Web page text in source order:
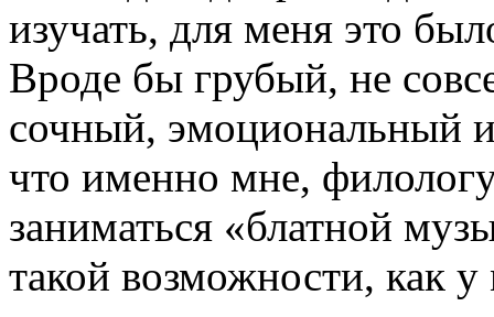
изучать, для меня это
Вроде бы грубый, не
сочный, эмоциональный
что именно мне,
заниматься «блатной
такой возможности, как